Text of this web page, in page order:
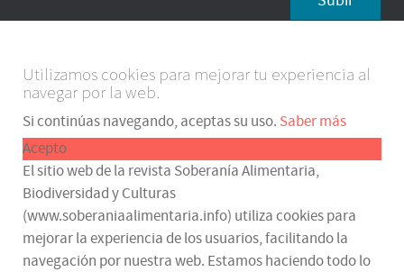
Utilizamos cookies para mejorar tu experiencia al
navegar por la web.
Si continúas navegando, aceptas su uso. Saber más
Acepto
El sitio web de la revista Soberanía Alimentaria,
Biodiversidad y Culturas
(www.soberaniaalimentaria.info) utiliza cookies para
mejorar la experiencia de los usuarios, facilitando la
navegación por nuestra web. Estamos haciendo todo lo